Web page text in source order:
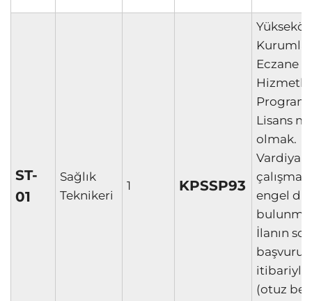
ST-
01
Sağlık
Teknikeri
1 KPSSP93
Eczane
Lisans
olmak.
Vardiyalı
engel
İlanın son
başvuru
itibariyle
(otuz